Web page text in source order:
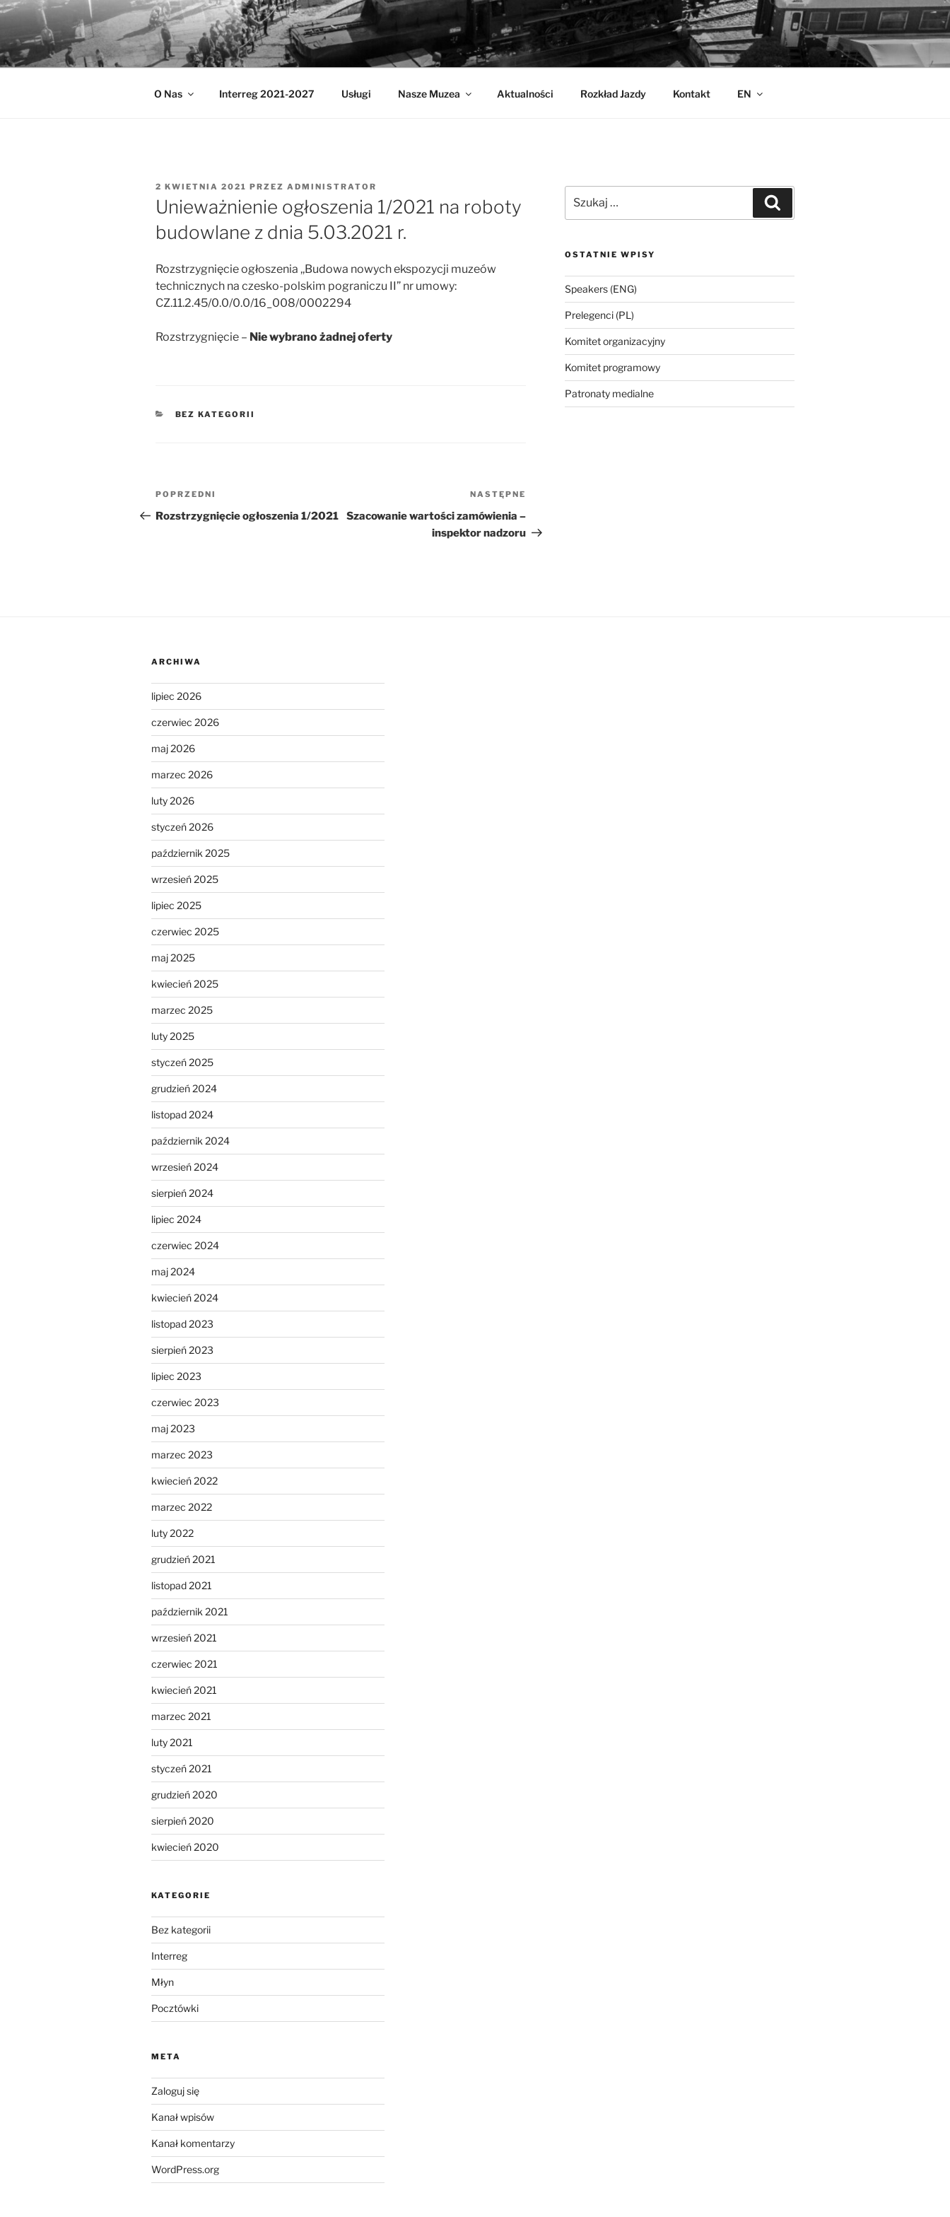
Przejdź
treści
MUZEA TECHNIKI
Ochrona zabytków techniki
O Nas Interreg 2021-2027 Usługi Nasze Muzea Aktualności Rozkład Jazdy Kontakt EN
OPUBLIKOWANE
W
2 KWIETNIA 2021 PRZEZ ADMINISTRATOR
Unieważnienie ogłoszenia 1/2021 na roboty
budowlane z dnia 5.03.2021 r.
Rozstrzygnięcie ogłoszenia ,,Budowa nowych ekspozycji muzeów
technicznych na czesko-polskim pograniczu II” nr umowy:
CZ.11.2.45/0.0/0.0/16_008/0002294
Rozstrzygnięcie – Nie wybrano żadnej oferty
KATEGORIE
BEZ KATEGORII
Nawigacja
wpisu
Poprzedni
wpis
POPRZEDNI
Rozstrzygnięcie ogłoszenia 1/2021
wpis
NASTĘPNE
Szacowanie wartości zamówienia –
inspektor nadzoru
OSTATNIE WPISY
Speakers (ENG)
Prelegenci (PL)
Komitet organizacyjny
Komitet programowy
Patronaty medialne
ARCHIWA
lipiec 2026
czerwiec 2026
maj 2026
marzec 2026
luty 2026
styczeń 2026
październik 2025
wrzesień 2025
lipiec 2025
czerwiec 2025
maj 2025
kwiecień 2025
marzec 2025
luty 2025
styczeń 2025
grudzień 2024
listopad 2024
październik 2024
wrzesień 2024
sierpień 2024
lipiec 2024
czerwiec 2024
maj 2024
kwiecień 2024
listopad 2023
sierpień 2023
lipiec 2023
czerwiec 2023
maj 2023
marzec 2023
kwiecień 2022
marzec 2022
luty 2022
grudzień 2021
listopad 2021
październik 2021
wrzesień 2021
czerwiec 2021
kwiecień 2021
marzec 2021
luty 2021
styczeń 2021
grudzień 2020
sierpień 2020
kwiecień 2020
KATEGORIE
Bez kategorii
Interreg
Młyn
Pocztówki
META
Zaloguj się
Kanał wpisów
Kanał komentarzy
WordPress.org